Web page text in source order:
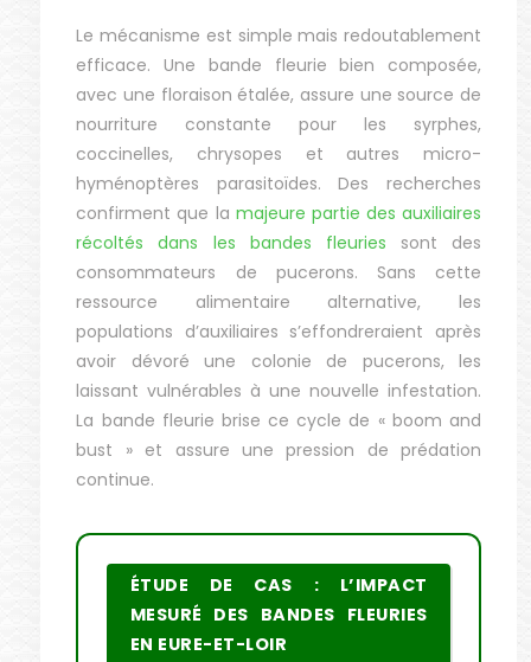
Le mécanisme est simple mais redoutablement
efficace. Une bande fleurie bien composée,
avec une floraison étalée, assure une source de
nourriture constante pour les syrphes,
coccinelles, chrysopes et autres micro-
hyménoptères parasitoïdes. Des recherches
confirment que la majeure partie des auxiliaires
récoltés dans les bandes fleuries sont des
consommateurs de pucerons. Sans cette
ressource alimentaire alternative, les
populations d’auxiliaires s’effondreraient après
avoir dévoré une colonie de pucerons, les
laissant vulnérables à une nouvelle infestation.
La bande fleurie brise ce cycle de « boom and
bust » et assure une pression de prédation
continue.
ÉTUDE DE CAS : L’IMPACT
MESURÉ DES BANDES FLEURIES
EN EURE-ET-LOIR